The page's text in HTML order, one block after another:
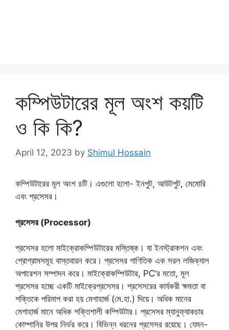
কম্পিউটারের মূল অংশ কয়টি
ও কি কি?
April 12, 2023 by Shimul Hossain
কম্পিউটারের মূল অংশ ৪টি। এগুলো হলো- ইনপুট, আউটপুট, মেমোরি
এবং প্রসেসর।
প্রসেসর (Processor)
প্রসেসর হলো মাইক্রোকম্পিউটারের মস্তিষ্ক। যা ইনস্ট্রাকশন এবং
প্রোগ্রামসমূহ বাস্তবায়ন করে। প্রসেসর গাণিতিক এক সরল লজিক্যাল
অপারেশন সম্পাদন করে। মাইক্রোকম্পিউটার, PC’র মতো, মূল
প্রসেসর হচ্ছে একটি মাইক্রেপ্রসেসর। প্রসেসরের কার্যকরী ক্ষমতা বা
শক্তিকে পরিমাপ করা হয় মেগাহার্জ (মে.হা.) দিয়ে। অধিক মানের
মেগাহার্জ মানে অধিক শক্তিশালী কম্পিউটার। প্রসেসর ম্যানুফ্যাকচার
কোম্পানির উপর নির্ভর করে। বিভিন্ন ধরনের প্রসেসর রয়েছে। যেমন-